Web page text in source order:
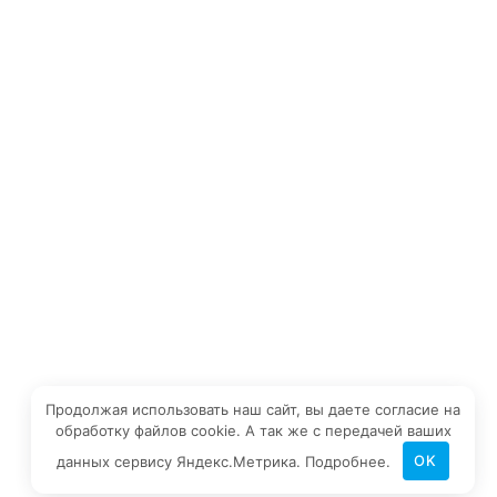
© 2011 - 2026 Дентал Приват - стоматологическая
клиника
Продолжая использовать наш сайт, вы даете согласие на
обработку файлов cookie. А так же с передачей ваших
данных сервису Яндекс.Метрика. Подробнее. OK